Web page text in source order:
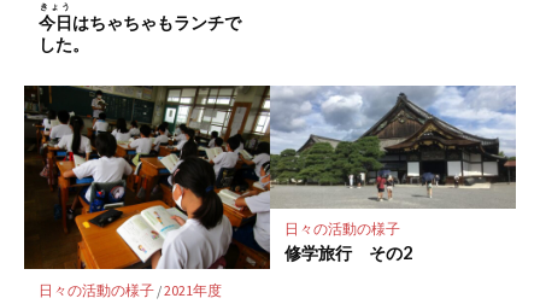
今日
きょう
はちゃちゃもランチで
した。
日々の活動の様子/2021年度
日々の活動の様子
修学旅行 その2